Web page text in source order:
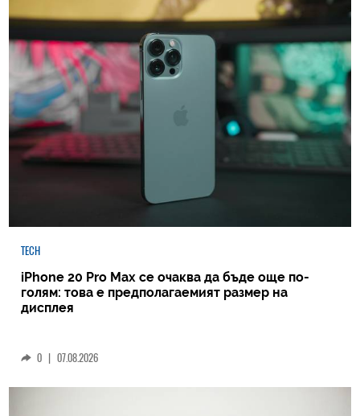
TECH
iPhone 20 Pro Max се очаква да бъде още по-
голям: това е предполагаемият размер на
дисплея
0 | 07.08.2026